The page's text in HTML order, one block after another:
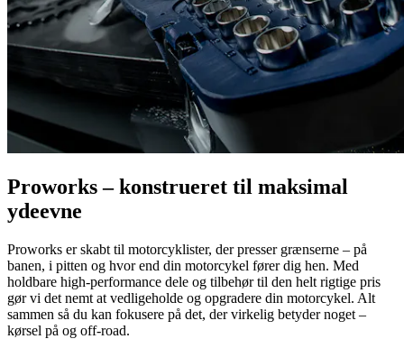
Proworks – konstrueret til maksimal
ydeevne
Proworks er skabt til motorcyklister, der presser grænserne – på
banen, i pitten og hvor end din motorcykel fører dig hen. Med
holdbare high-performance dele og tilbehør til den helt rigtige pris
gør vi det nemt at vedligeholde og opgradere din motorcykel. Alt
sammen så du kan fokusere på det, der virkelig betyder noget –
kørsel på og off-road.